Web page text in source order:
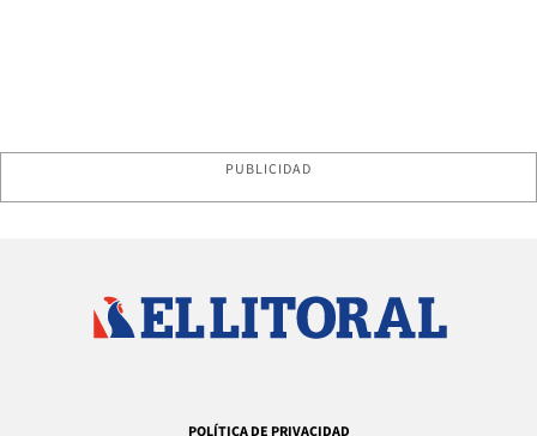
PUBLICIDAD
POLÍTICA DE PRIVACIDAD